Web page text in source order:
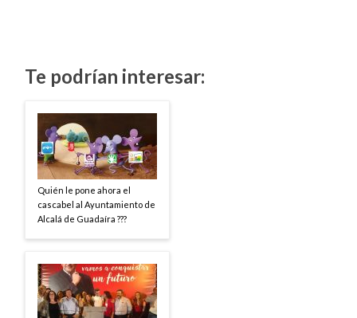
Te podrían interesar:
Quién le pone ahora el
cascabel al Ayuntamiento de
Alcalá de Guadaíra ???